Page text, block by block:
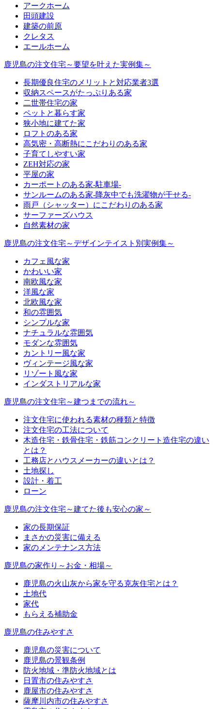
アークホーム
田頭建設
建築の前原
クレタス
エールホーム
鹿児島の注文住宅～要望を叶えた実例集～
長期優良住宅のメリットと対応業者3選
収納スペースがたっぷりある家
二世帯住宅の家
ペットと暮らす家
狭小地に建てた家
ロフトのある家
高気密・高断熱にこだわりのある家
子育てしやすい家
ZEH対応の家
平屋の家
カーポートのある家-駐車場-
サンルームのある家-降灰中でも洗濯物が干せる-
雨戸（シャッター）にこだわりのある家
サーファーズハウス
自然素材の家
鹿児島の注文住宅～デザインテイスト別実例集～
カフェ風な家
かわいい家
南欧風な家
洋風な家
北欧風な家
和の雰囲気
シンプルな家
ナチュラルな雰囲気
モダンな雰囲気
カントリー風な家
ヴィンテージ風な家
リゾート風な家
インダストリアルな家
鹿児島の注文住宅～建つまでの流れ～
注文住宅に使われる素材の種類と特徴
注文住宅の工法について
木造住宅・鉄骨住宅・鉄筋コンクリート造住宅の違い
とは？
工務店とハウスメーカーの違いとは？
土地探し
設計・着工
ローン
鹿児島の注文住宅～建てた後も安心の家～
家の長期保証
まさかの災害に備える
家のメンテナンス方法
鹿児島の家作り～お金・相場～
鹿児島の火山灰から家を守る克灰住宅とは？
土地代
家代
もらえる補助金
鹿児島の住みやすさ
鹿児島の災害について
鹿児島の景観条例
防火地域・準防火地域とは
日置市の住みやすさ
鹿屋市の住みやすさ
薩摩川内市の住みやすさ